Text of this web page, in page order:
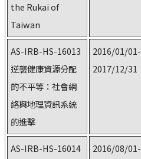
the Rukai of
Taiwan
AS-IRB-HS-16013
逆襲健康資源分配
的不平等：社會網
絡與地理資訊系統
的進擊
2016/01/01-
2017/12/31
AS-IRB-HS-16014
2016/08/01-